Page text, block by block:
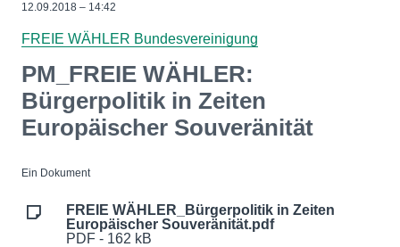
12.09.2018 – 14:42
FREIE WÄHLER Bundesvereinigung
PM_FREIE WÄHLER:
Bürgerpolitik in Zeiten
Europäischer Souveränität
Ein Dokument
FREIE WÄHLER_Bürgerpolitik in Zeiten
Europäischer Souveränität.pdf
PDF - 162 kB